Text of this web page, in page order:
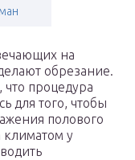
на
обрезание.
процедура
для того, чтобы
полового
климатом у